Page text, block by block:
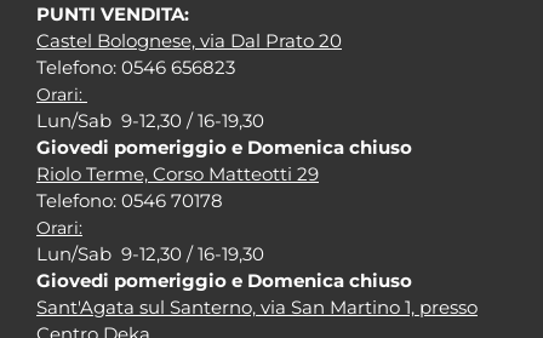
PUNTI VENDITA:
Castel Bolognese, via Dal Prato 20
Telefono: 0546 656823
Orari:
Lun/Sab 9-12,30 / 16-19,30
Giovedi pomeriggio e Domenica chiuso
Riolo Terme, Corso Matteotti 29
Telefono: 0546 70178
Orari:
Lun/Sab 9-12,30 / 16-19,30
Giovedi pomeriggio e Domenica chiuso
Sant'Agata sul Santerno, via San Martino 1, presso